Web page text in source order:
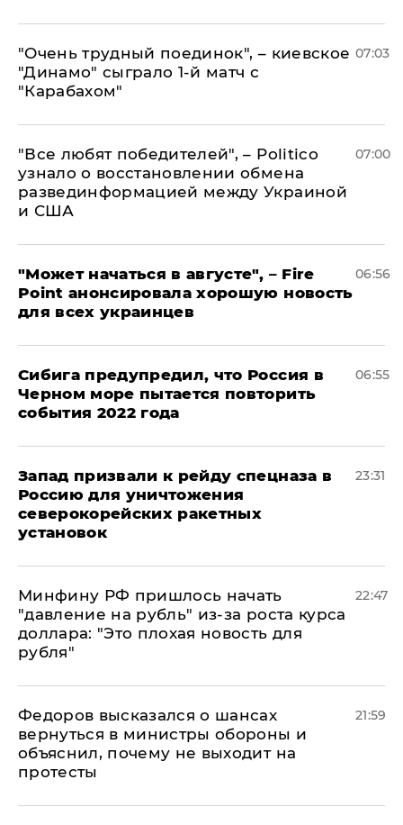
"Очень трудный поединок", – киевское
"Динамо" сыграло 1-й матч с
"Карабахом"
07:03
​"Все любят победителей", – Politico
узнало о восстановлении обмена
развединформацией между Украиной
и США
07:00
"Может начаться в августе", – Fire
Point анонсировала хорошую новость
для всех украинцев
06:56
Сибига предупредил, что Россия в
Черном море пытается повторить
события 2022 года
06:55
Запад призвали к рейду спецназа в
Россию для уничтожения
северокорейских ракетных
установок
23:31
Минфину РФ пришлось начать
"давление на рубль" из-за роста курса
доллара: "Это плохая новость для
рубля"
22:47
Федоров высказался о шансах
вернуться в министры обороны и
объяснил, почему не выходит на
протесты
21:59